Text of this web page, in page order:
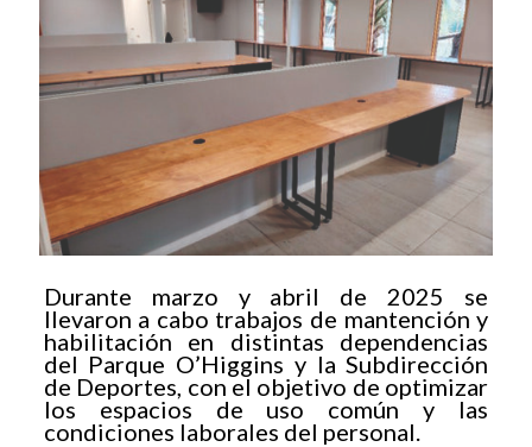
Durante marzo y abril de 2025 se
llevaron a cabo trabajos de mantención y
habilitación en distintas dependencias
del Parque O’Higgins y la Subdirección
de Deportes, con el objetivo de optimizar
los espacios de uso común y las
condiciones laborales del personal.